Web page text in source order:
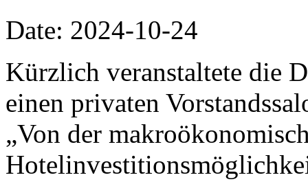
Date: 2024-10-24
Kürzlich veranstaltete die
einen privaten
„Von der